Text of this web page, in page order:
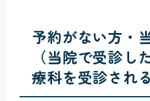
予約がない方・
（当院で受診し
療科を受診される